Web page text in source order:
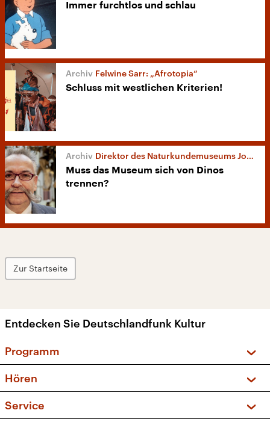
Immer furchtlos und schlau
Felwine Sarr: „Afrotopia“
Schluss mit westlichen Kriterien!
Direktor des Naturkundemuseums Johannes Vogel
Muss das Museum sich von Dinos
trennen?
Zur Startseite
Entdecken Sie Deutschlandfunk Kultur
Programm
Sendungen und Podcasts
Musikliste
Hören
Service